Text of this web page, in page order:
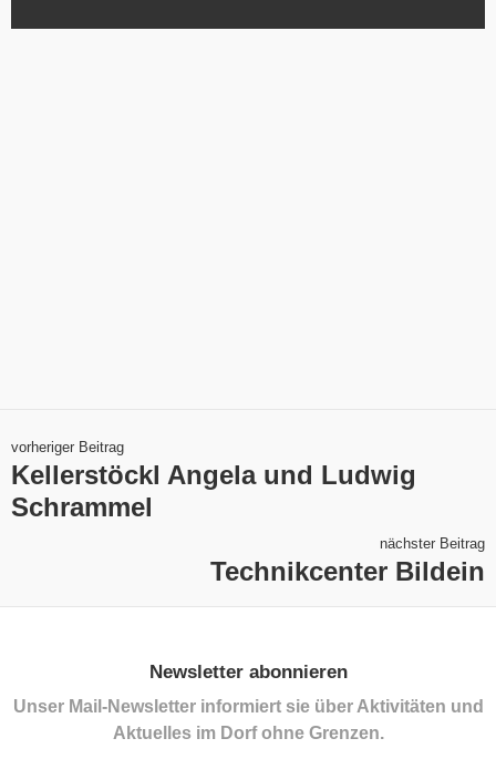
vorheriger Beitrag
Kellerstöckl Angela und Ludwig
Schrammel
nächster Beitrag
Technikcenter Bildein
Newsletter abonnieren
Unser Mail-Newsletter informiert sie über Aktivitäten und
Aktuelles im Dorf ohne Grenzen.